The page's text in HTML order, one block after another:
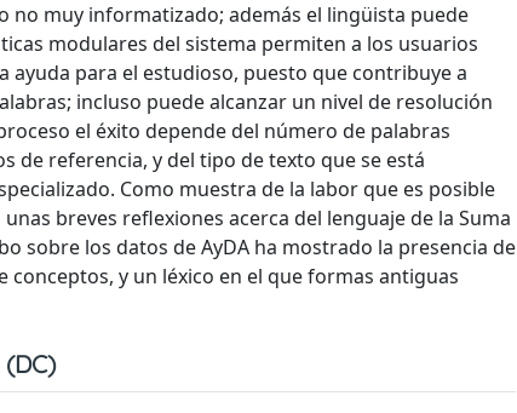
muy informatizado; además el lingüista puede
modulares del sistema permiten a los usuarios
ayuda para el estudioso, puesto que contribuye a
incluso puede alcanzar un nivel de resolución
el éxito depende del número de palabras
de referencia, y del tipo de texto que se está
Como muestra de la labor que es posible
breves reflexiones acerca del lenguaje de la Suma
sobre los datos de AyDA ha mostrado la presencia de
y un léxico en el que formas antiguas